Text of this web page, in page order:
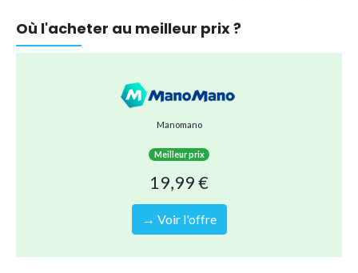
piscine est facile à gonfler, à dégonfler et à ranger, pliable et
【Stockage sûr】Pour stocker la nourriture en toute sécurité, il
intégrées, des plats alimentaires et des espaces de collation.
C'est le meilleur cadeau pour la famille et les
TUMALAGIA
Bouée, brassière
7007949395146
Où l'acheter au meilleur prix ?
Manomano
Meilleur prix
19,99 €
→ Voir l'offre